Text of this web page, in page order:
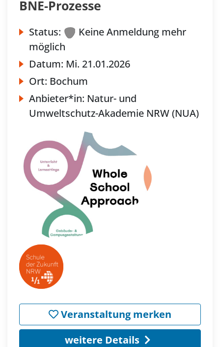
BNE-Prozesse
Status:
Keine Anmeldung mehr
möglich
Datum: Mi. 21.01.2026
Ort: Bochum
Anbieter*in: Natur- und
Umweltschutz-Akademie NRW (NUA)
Veranstaltung merken
weitere Details